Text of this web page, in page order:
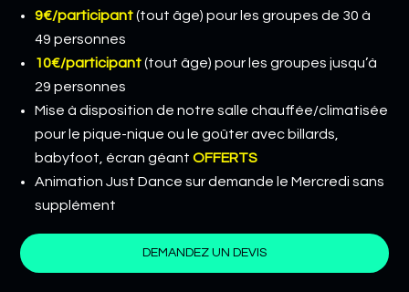
9€/participant (tout âge) pour les groupes de 30 à
49 personnes
10€/participant (tout âge) pour les groupes jusqu’à
29 personnes
Mise à disposition de notre salle chauffée/climatisée
pour le pique-nique ou le goûter avec billards,
babyfoot, écran géant OFFERTS
Animation Just Dance sur demande le Mercredi sans
supplément
DEMANDEZ UN DEVIS